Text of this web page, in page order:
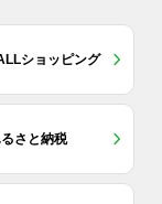
ショッピング
さと納税